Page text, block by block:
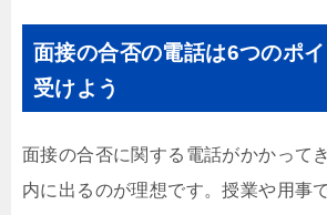
面接の合否の電話は6つのポ
受けよう
面接の合否に関する電話がかかって
内に出るのが理想です。授業や用事